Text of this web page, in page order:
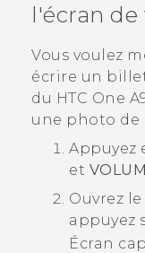
VIVERSE
ASSISTANCE
Appareils HTC &
Connexion
l'écran
Vous voulez
écrire un
du HTC One
une photo de
Appuyez
et
Ouvrez
appuyez
Écran